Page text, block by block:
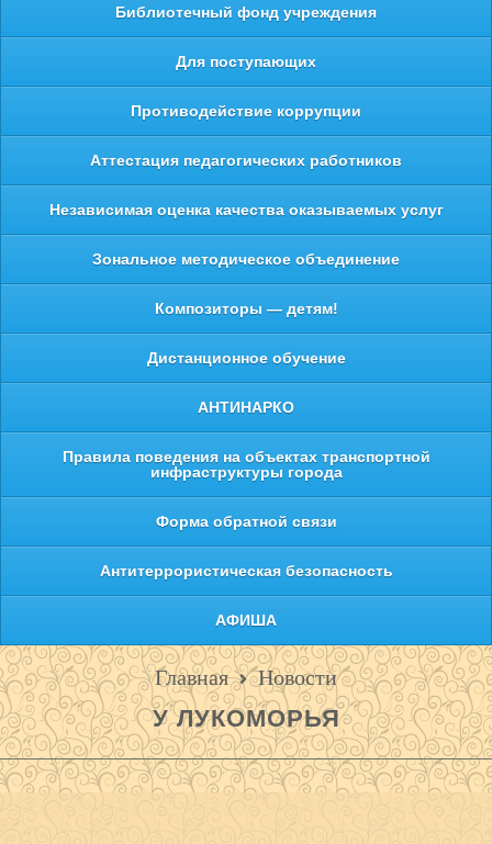
Библиотечный фонд учреждения
Для поступающих
Противодействие коррупции
Аттестация педагогических работников
Независимая оценка качества оказываемых услуг
Зональное методическое объединение
Композиторы — детям!
Дистанционное обучение
АНТИНАРКО
Правила поведения на объектах транспортной
инфраструктуры города
Форма обратной связи
Антитеррористическая безопасность
АФИША
Главная Новости
У ЛУКОМОРЬЯ